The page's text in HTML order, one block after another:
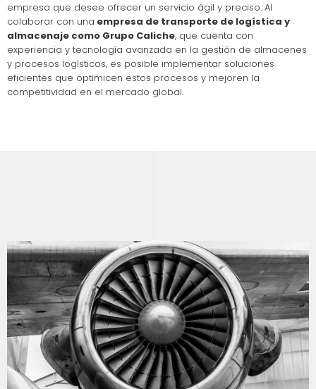
empresa que desee ofrecer un servicio ágil y preciso. Al
colaborar con una empresa de transporte de logística y
almacenaje como Grupo Caliche, que cuenta con
experiencia y tecnología avanzada en la gestión de almacenes
y procesos logísticos, es posible implementar soluciones
eficientes que optimicen estos procesos y mejoren la
competitividad en el mercado global.